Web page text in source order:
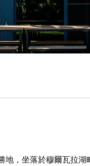
，坐落於穆爾瓦拉